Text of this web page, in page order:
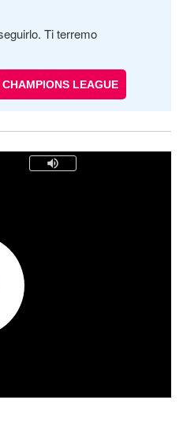
Ti terremo
CHAMPIONS LEAGUE